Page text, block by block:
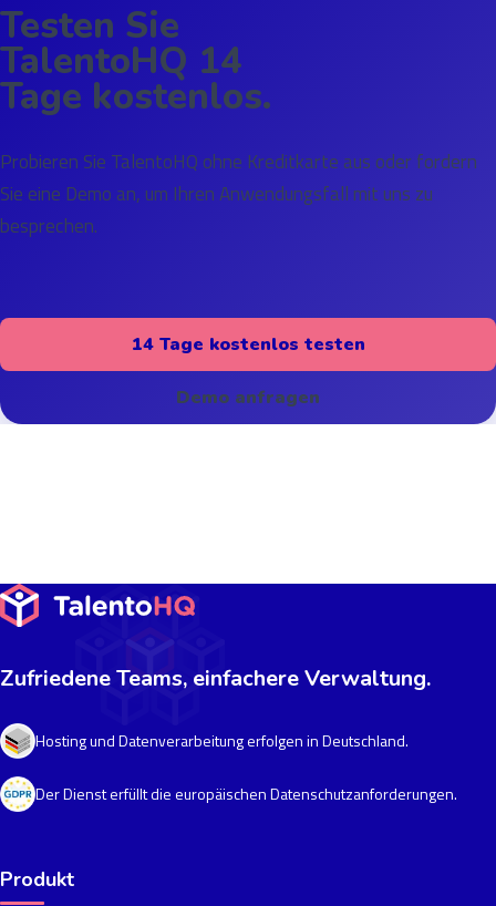
Testen Sie
TalentoHQ 14
Tage kostenlos.
Probieren Sie TalentoHQ ohne Kreditkarte aus oder fordern
Sie eine Demo an, um Ihren Anwendungsfall mit uns zu
besprechen.
14 Tage kostenlos testen
Demo anfragen
Zufriedene Teams, einfachere Verwaltung.
Hosting und Datenverarbeitung erfolgen in Deutschland.
Der Dienst erfüllt die europäischen Datenschutzanforderungen.
Produkt